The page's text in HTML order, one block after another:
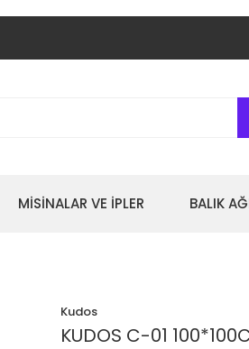
MİSİNALAR VE İPLER BALIK
Kudos
KUDOS C-01